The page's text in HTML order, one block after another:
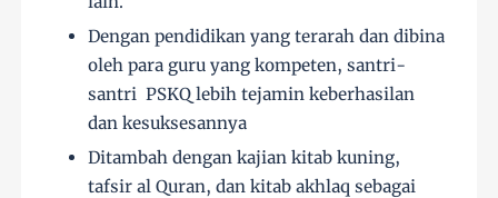
Dengan pendidikan yang terarah dan dibina
oleh para guru yang kompeten, santri-
santri PSKQ lebih tejamin keberhasilan
dan kesuksesannya
Ditambah dengan kajian kitab kuning,
tafsir al Quran, dan kitab akhlaq sebagai